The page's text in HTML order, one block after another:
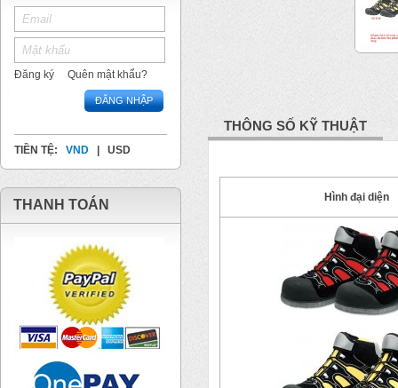
Đăng ký Quên mật khẩu?
ĐĂNG NHẬP
TIỀN TỆ: VND USD
THANH TOÁN
THÔNG SỐ KỸ THUẬT
Hình đại diện